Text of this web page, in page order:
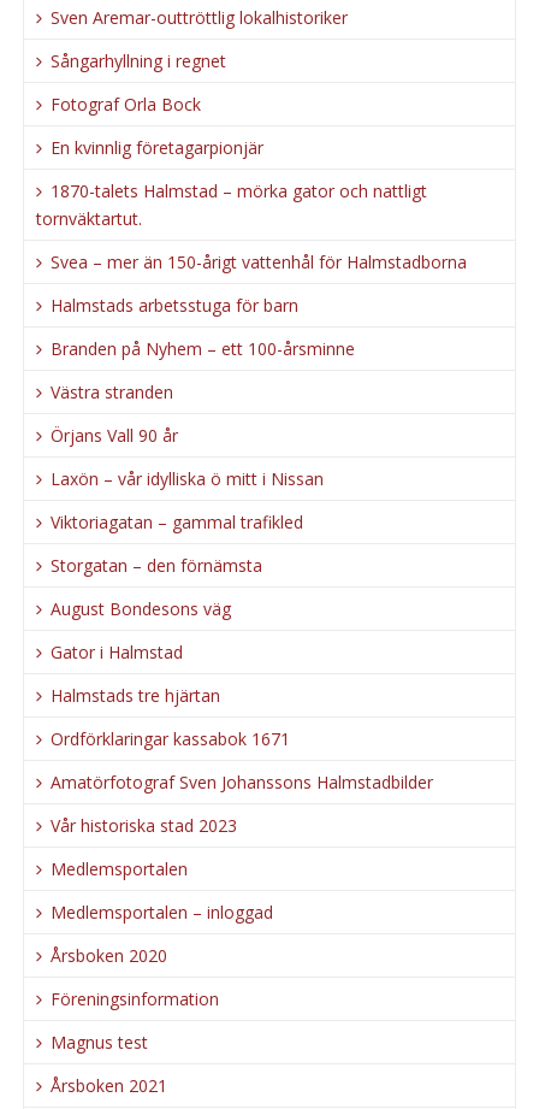
Sven Aremar-outtröttlig lokalhistoriker
Sångarhyllning i regnet
Fotograf Orla Bock
En kvinnlig företagarpionjär
1870-talets Halmstad – mörka gator och nattligt
tornväktartut.
Svea – mer än 150-årigt vattenhål för Halmstadborna
Halmstads arbetsstuga för barn
Branden på Nyhem – ett 100-årsminne
Västra stranden
Örjans Vall 90 år
Laxön – vår idylliska ö mitt i Nissan
Viktoriagatan – gammal trafikled
Storgatan – den förnämsta
August Bondesons väg
Gator i Halmstad
Halmstads tre hjärtan
Ordförklaringar kassabok 1671
Amatörfotograf Sven Johanssons Halmstadbilder
Vår historiska stad 2023
Medlemsportalen
Medlemsportalen – inloggad
Årsboken 2020
Föreningsinformation
Magnus test
Årsboken 2021